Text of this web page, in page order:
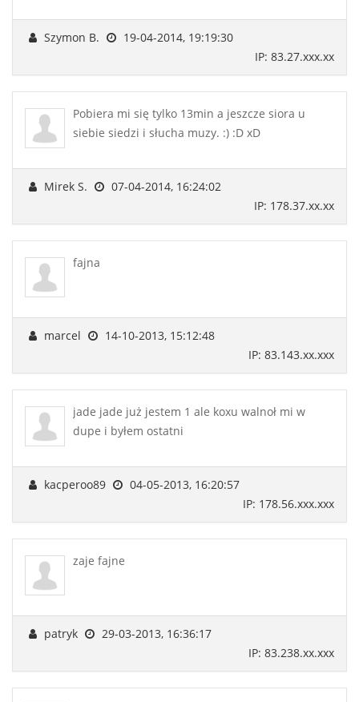
Szymon B.
19-04-2014, 19:19:30
IP: 83.27.xxx.xx
Pobiera mi się tylko 13min a jeszcze siora u
siebie siedzi i słucha muzy. :) :D xD
Mirek S.
07-04-2014, 16:24:02
IP: 178.37.xx.xx
fajna
marcel
14-10-2013, 15:12:48
IP: 83.143.xx.xxx
jade jade już jestem 1 ale koxu walnoł mi w
dupe i byłem ostatni
kacperoo89
04-05-2013, 16:20:57
IP: 178.56.xxx.xxx
zaje fajne
patryk
29-03-2013, 16:36:17
IP: 83.238.xx.xxx